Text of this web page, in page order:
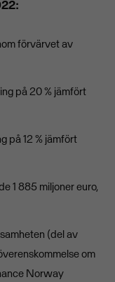
förvärvet av
på 20 % jämfört
på 12 % jämfört
1 885 miljoner euro,
(del av
om
Norway